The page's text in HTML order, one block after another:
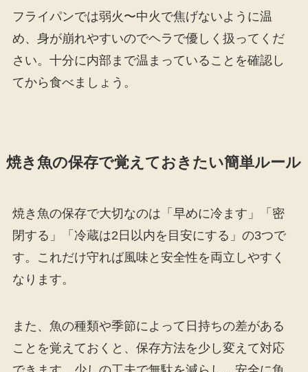
フライパンでは弱火〜中火で焦げないように温
め、身が崩れやすいのでヘラで優しく扱ってくだ
さい。十分に内部まで温まっていることを確認し
てから食べましょう。
焼き魚の保存で覚えておきたい簡単ルール
焼き魚の保存で大切なのは「早めに冷ます」「密
閉する」「冷蔵は2日以内を目安にする」の3つで
す。これだけ守れば風味と安全性を両立しやすく
なります。
また、魚の種類や季節によって日持ちの差がある
ことを覚えておくと、保存方法を少し変えて対応